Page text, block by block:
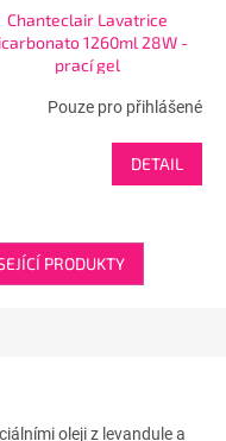
Chanteclair Lavatrice
1260ml 28W -
prací gel
Pouze pro přihlášené
DETAIL
PRODUKTY
oleji z levandule a